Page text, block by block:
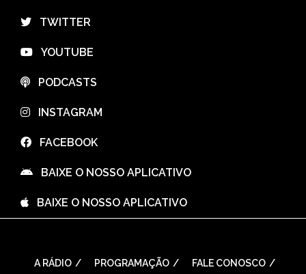
⠀TWITTER
⠀YOUTUBE
⠀PODCASTS
⠀INSTAGRAM
⠀FACEBOOK
⠀BAIXE O NOSSO APLICATIVO
⠀BAIXE O NOSSO APLICATIVO
A RÁDIO PROGRAMAÇÃO FALE CONOSCO